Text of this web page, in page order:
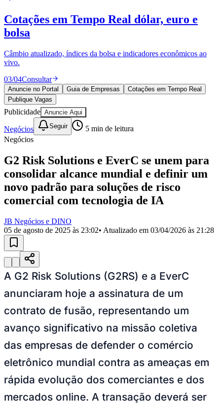
Cadastrar Empresa
Divulgar VagasNovo
Publicidade Legal
Política
Saúde
Segurança
Cultura
Meio Ambiente
Obras
Educação
Bairros de Barueri
Selecione sua regiãoPara notícias da sua região
AldeiaAldeia da SerraAldeia de BarueriAlphavilleBairro
Belval Bethaville
Boa
VistaCalifórniaCarapicuíbaCentroChácaras Marco Cidades da
MilitarItapeviJandiraJardim Audir
CalifórniaJardim dos AltosJardim dos CamargosJardim
Esperança
JulioJardim Líbano
MutingaJardim Paraíso
LuísJardim São Pedro
TupãJardim Tupanci MutingaNova Aldeinha OsascoParque dos
do Bom JesusRecanto PhrynéaSantana de
do CondeVila Engenho Novo Vila MárciaVila Nossa Sra. da
Para Sua Empresa
Anuncie no Portal
Divulgar Vagas Novo
Turismo
Cotações em Tempo Real dólar, euro e
bolsa
Câmbio atualizado, índices da bolsa e indicadores econômicos ao
vivo.
03/04Consultar
Anuncie no Portal Guia de Empresas
Cotações em Tempo Real
Publique Vagas
Publicidade Anuncie Aqui
Negócios Seguir 5 min de leitura
Negócios
G2 Risk Solutions e EverC se unem para
consolidar alcance mundial e definir um
novo padrão para soluções de risco
comercial com tecnologia de IA
JB Negócios e DINO
05 de agosto de 2025 às 23:02• Atualizado em 03/04/2026 às 21:28
A G2 Risk Solutions (G2RS) e a EverC
anunciaram hoje a assinatura de um
contrato de fusão, representando um
avanço significativo na missão coletiva
das empresas de defender o comércio
eletrônico mundial contra as ameaças em
rápida evolução dos comerciantes e dos
mercados online. A transação deverá ser